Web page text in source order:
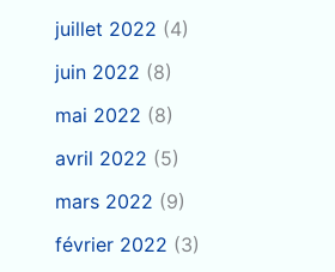
juillet 2022 (4)
juin 2022 (8)
mai 2022 (8)
avril 2022 (5)
mars 2022 (9)
février 2022 (3)